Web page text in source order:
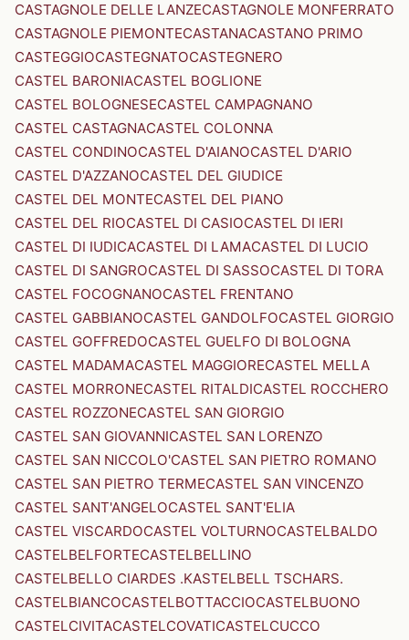
CASTAGNOLE DELLE LANZECASTAGNOLE MONFERRATO
CASTAGNOLE PIEMONTECASTANACASTANO PRIMO
CASTEGGIOCASTEGNATOCASTEGNERO
CASTEL BARONIACASTEL BOGLIONE
CASTEL BOLOGNESECASTEL CAMPAGNANO
CASTEL CASTAGNACASTEL COLONNA
CASTEL CONDINOCASTEL D'AIANOCASTEL D'ARIO
CASTEL D'AZZANOCASTEL DEL GIUDICE
CASTEL DEL MONTECASTEL DEL PIANO
CASTEL DEL RIOCASTEL DI CASIOCASTEL DI IERI
CASTEL DI IUDICACASTEL DI LAMACASTEL DI LUCIO
CASTEL DI SANGROCASTEL DI SASSOCASTEL DI TORA
CASTEL FOCOGNANOCASTEL FRENTANO
CASTEL GABBIANOCASTEL GANDOLFOCASTEL GIORGIO
CASTEL GOFFREDOCASTEL GUELFO DI BOLOGNA
CASTEL MADAMACASTEL MAGGIORECASTEL MELLA
CASTEL MORRONECASTEL RITALDICASTEL ROCCHERO
CASTEL ROZZONECASTEL SAN GIORGIO
CASTEL SAN GIOVANNICASTEL SAN LORENZO
CASTEL SAN NICCOLO'CASTEL SAN PIETRO ROMANO
CASTEL SAN PIETRO TERMECASTEL SAN VINCENZO
CASTEL SANT'ANGELOCASTEL SANT'ELIA
CASTEL VISCARDOCASTEL VOLTURNOCASTELBALDO
CASTELBELFORTECASTELBELLINO
CASTELBELLO CIARDES .KASTELBELL TSCHARS.
CASTELBIANCOCASTELBOTTACCIOCASTELBUONO
CASTELCIVITACASTELCOVATICASTELCUCCO